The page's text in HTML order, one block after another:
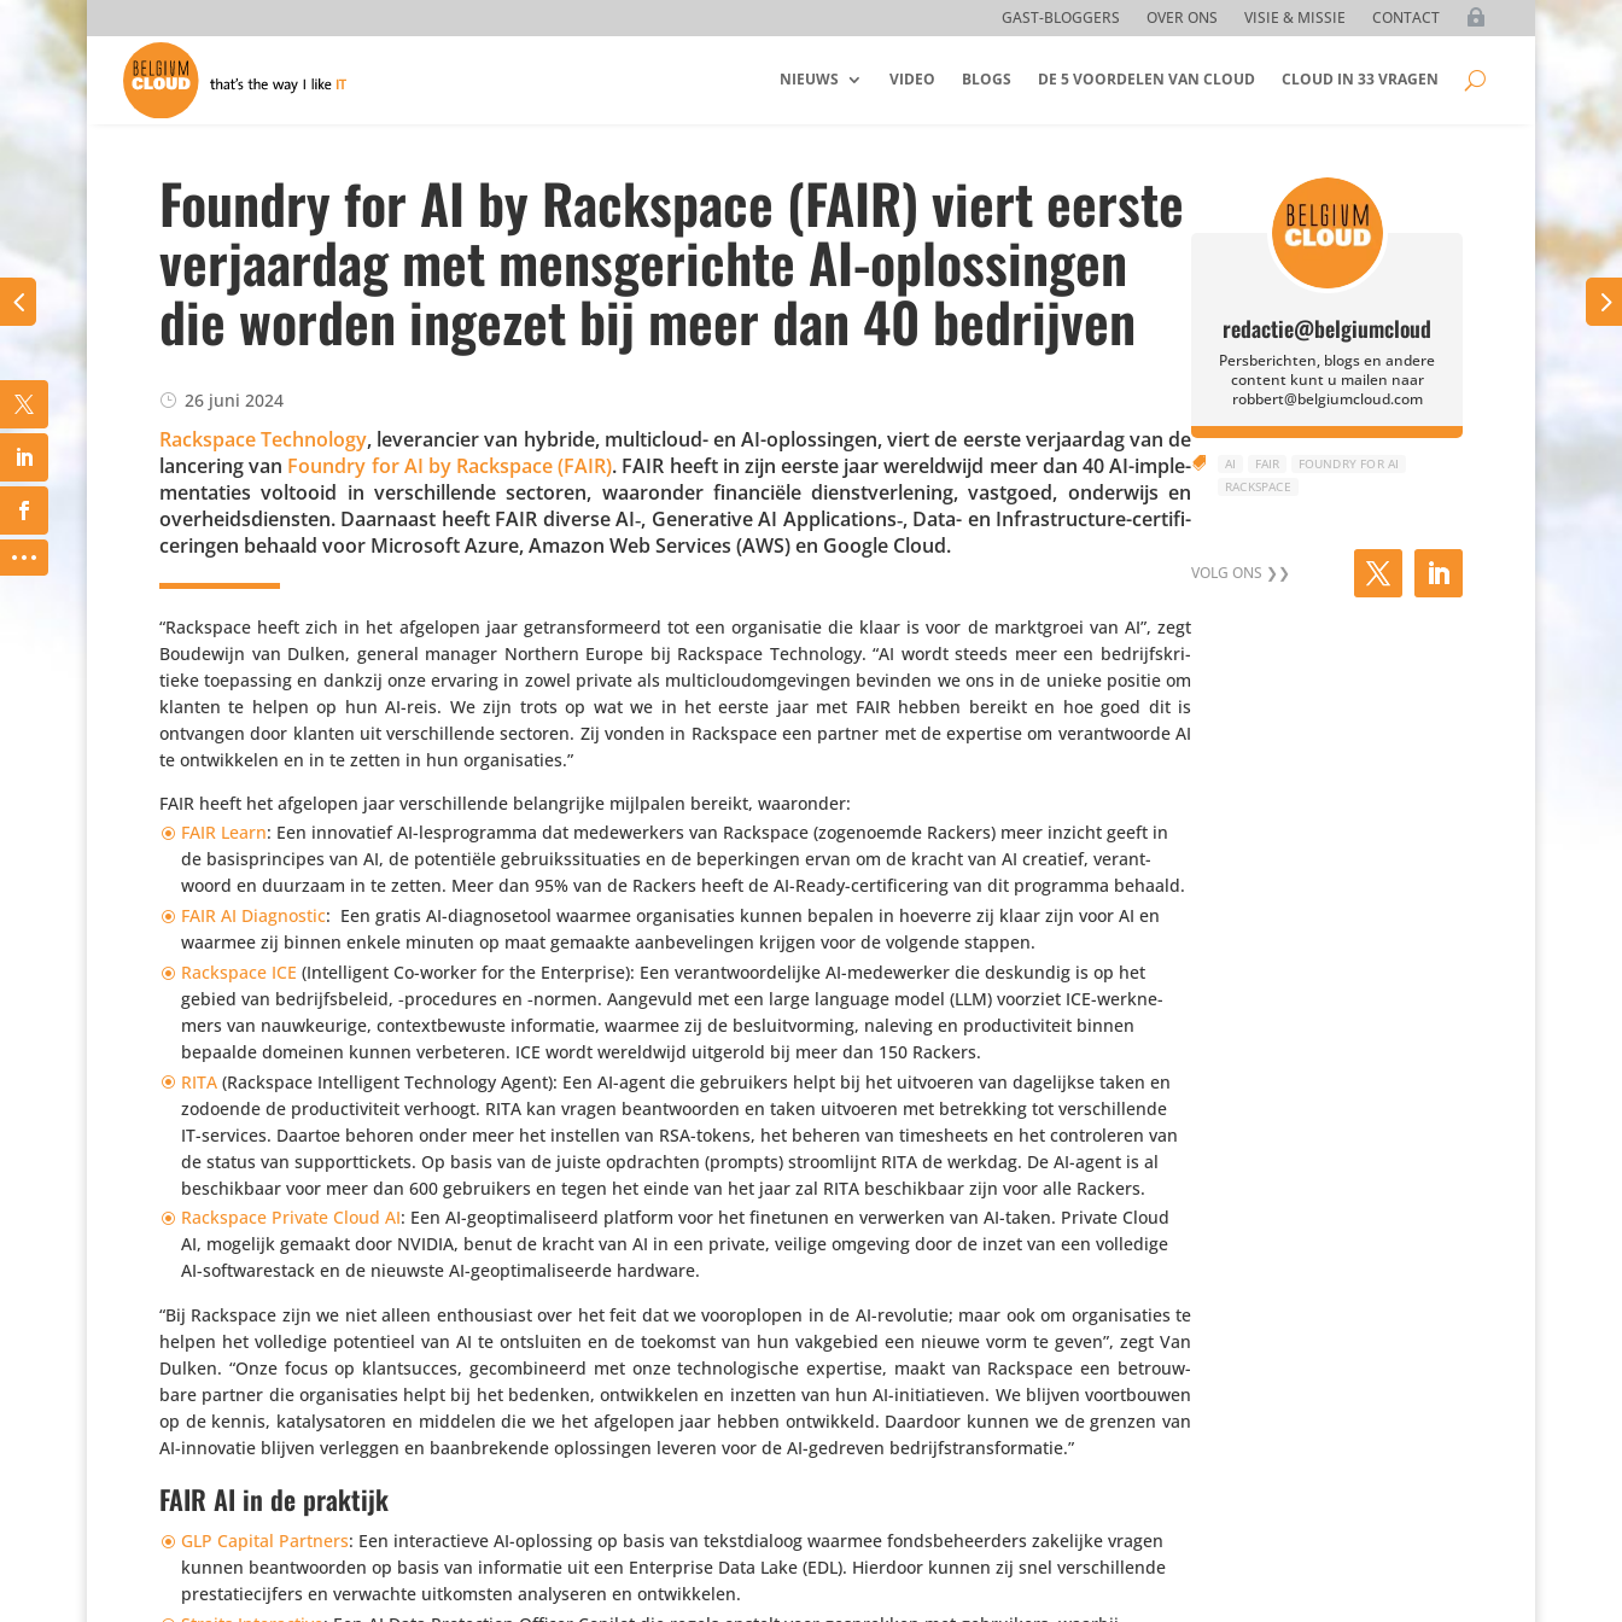
GAST-BLOGGERS OVER ONS VISIE & MISSIE CONTACT
NIEUWS VIDEO BLOGS DE 5 VOORDELEN VAN CLOUD CLOUD IN 33 VRAGEN
Foundry for AI by Rackspace (FAIR) viert eerste
verjaardag met mensgerichte AI-oplossingen
die worden ingezet bij meer dan 40 bedrijven
26 juni 2024
Rackspace Tech­no­logy, leve­ran­cier van hybride, multi­cloud- en AI-oplos­singen, viert de eerste verjaardag van de
lancering van Foundry for AI by Rackspace (FAIR). FAIR heeft in zijn eerste jaar wereld­wijd meer dan 40 AI-imple­
men­ta­ties voltooid in verschil­lende sectoren, waaronder finan­ciële dienst­ver­le­ning, vastgoed, onderwijs en
over­heids­dien­sten. Daarnaast heeft FAIR diverse AI‑, Gene­ra­tive AI Applications‑, Data- en Infra­struc­ture-certi­fi­
ce­ringen behaald voor Microsoft Azure, Amazon Web Services (AWS) en Google Cloud.
“Rackspace heeft zich in het afgelopen jaar getrans­for­meerd tot een orga­ni­satie die klaar is voor de markt­groei van AI”, zegt
Boudewijn van Dulken, general manager Northern Europe bij Rackspace Tech­no­logy. “AI wordt steeds meer een bedrijfs­kri­
tieke toepas­sing en dankzij onze ervaring in zowel private als multi­cloudom­ge­vingen bevinden we ons in de unieke positie om
klanten te helpen op hun AI-reis. We zijn trots op wat we in het eerste jaar met FAIR hebben bereikt en hoe goed dit is
ontvangen door klanten uit verschil­lende sectoren. Zij vonden in Rackspace een partner met de expertise om verant­woorde AI
te ontwik­kelen en in te zetten in hun organisaties.”
FAIR heeft het afgelopen jaar verschil­lende belang­rijke mijlpalen bereikt, waaronder:
FAIR Learn: Een inno­va­tief AI-lespro­gramma dat mede­wer­kers van Rackspace (zoge­noemde Rackers) meer inzicht geeft in
de basis­prin­cipes van AI, de poten­tiële gebruiks­si­tu­a­ties en de beper­kingen ervan om de kracht van AI creatief, verant­
woord en duurzaam in te zetten. Meer dan 95% van de Rackers heeft de AI-Ready-certi­fi­ce­ring van dit programma behaald.
FAIR AI Diagnostic: Een gratis AI-diagno­setool waarmee orga­ni­sa­ties kunnen bepalen in hoeverre zij klaar zijn voor AI en
waarmee zij binnen enkele minuten op maat gemaakte aanbe­ve­lingen krijgen voor de volgende stappen.
Rackspace ICE (Intel­li­gent Co-worker for the Enter­prise): Een verant­woor­de­lijke AI-mede­werker die deskundig is op het
gebied van bedrijfs­be­leid, ‑proce­dures en ‑normen. Aangevuld met een large language model (LLM) voorziet ICE-werk­ne­
mers van nauw­keu­rige, context­be­wuste infor­matie, waarmee zij de besluit­vor­ming, naleving en produc­ti­vi­teit binnen
bepaalde domeinen kunnen verbe­teren. ICE wordt wereld­wijd uitgerold bij meer dan 150 Rackers.
RITA (Rackspace Intel­li­gent Tech­no­logy Agent): Een AI-agent die gebrui­kers helpt bij het uitvoeren van dage­lijkse taken en
zodoende de produc­ti­vi­teit verhoogt. RITA kan vragen beant­woorden en taken uitvoeren met betrek­king tot verschil­lende
IT-services. Daartoe behoren onder meer het instellen van RSA-tokens, het beheren van times­heets en het contro­leren van
de status van support­tic­kets. Op basis van de juiste opdrachten (prompts) stroom­lijnt RITA de werkdag. De AI-agent is al
beschik­baar voor meer dan 600 gebrui­kers en tegen het einde van het jaar zal RITA beschik­baar zijn voor alle Rackers.
Rackspace Private Cloud AI: Een AI-geop­ti­ma­li­seerd platform voor het finetunen en verwerken van AI-taken. Private Cloud
AI, mogelijk gemaakt door NVIDIA, benut de kracht van AI in een private, veilige omgeving door de inzet van een volledige
AI-soft­wa­restack en de nieuwste AI-geop­ti­ma­li­seerde hardware.
“Bij Rackspace zijn we niet alleen enthou­siast over het feit dat we voor­op­lopen in de AI-revolutie; maar ook om orga­ni­sa­ties te
helpen het volledige poten­tieel van AI te ontsluiten en de toekomst van hun vakgebied een nieuwe vorm te geven”, zegt Van
Dulken. “Onze focus op klant­succes, gecom­bi­neerd met onze tech­no­lo­gi­sche expertise, maakt van Rackspace een betrouw­
bare partner die orga­ni­sa­ties helpt bij het bedenken, ontwik­kelen en inzetten van hun AI-initi­a­tieven. We blijven voort­bouwen
op de kennis, kata­ly­sa­toren en middelen die we het afgelopen jaar hebben ontwik­keld. Daardoor kunnen we de grenzen van
AI-innovatie blijven verleggen en baan­bre­kende oplos­singen leveren voor de AI-gedreven bedrijfstransformatie.”
FAIR AI in de praktijk
GLP Capital Partners: Een inter­ac­tieve AI-oplossing op basis van tekst­dia­loog waarmee fonds­be­heer­ders zakelijke vragen
kunnen beant­woorden op basis van infor­matie uit een Enter­prise Data Lake (EDL). Hierdoor kunnen zij snel verschil­lende
pres­ta­tie­cij­fers en verwachte uitkom­sten analy­seren en ontwikkelen.
redactie@belgiumcloud
Persberichten, blogs en andere
content kunt u mailen naar
robbert@belgiumcloud.com
 AI FAIR
FOUNDRY FOR AI
RACKSPACE